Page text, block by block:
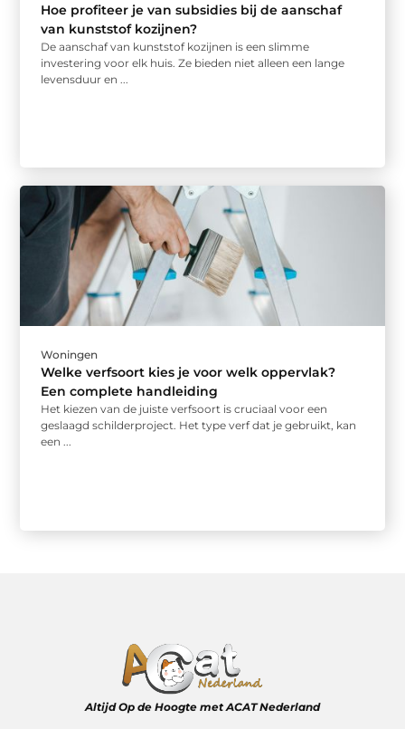
Hoe profiteer je van subsidies bij de aanschaf
van kunststof kozijnen?
De aanschaf van kunststof kozijnen is een slimme
investering voor elk huis. Ze bieden niet alleen een lange
levensduur en ...
Woningen
Welke verfsoort kies je voor welk oppervlak?
Een complete handleiding
Het kiezen van de juiste verfsoort is cruciaal voor een
geslaagd schilderproject. Het type verf dat je gebruikt, kan
een ...
Altijd Op de Hoogte met ACAT Nederland